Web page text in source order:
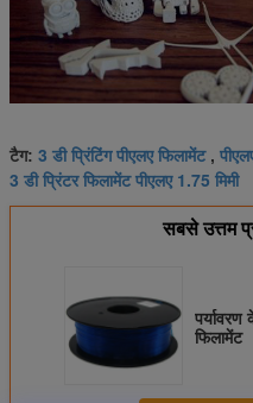
टैग: 3 डी प्रिंटिंग पीएलए फिलामेंट,
3 डी प्रिंटर फिलामेंट पीएलए 1.75 मिमी
सबसे उत्तम
फिलामेंट